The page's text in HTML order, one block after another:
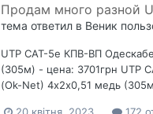
Продам много разной
тема ответил в Веник
UTP CAT-5е КПВ-ВП
(305м) - цена: 3701грн UTP
(Ok-Net) 4х2х0,51 медь